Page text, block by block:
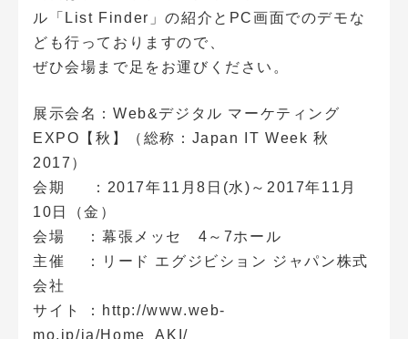
ル「List Finder」の紹介とPC画面でのデモな
ども行っておりますので、
ぜひ会場まで足をお運びください。
展示会名：Web&デジタル マーケティング
EXPO【秋】（総称：Japan IT Week 秋
2017）
会期 ：2017年11月8日(水)～2017年11月
10日（金）
会場 ：幕張メッセ 4～7ホール
主催 ：リード エグジビション ジャパン株式
会社
サイト ：http://www.web-
mo.jp/ja/Home_AKI/